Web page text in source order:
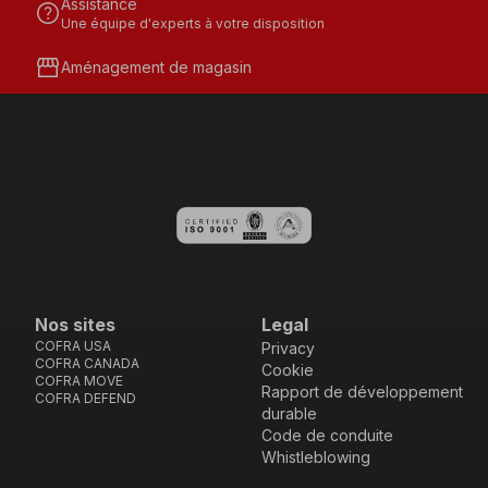
helpAssistance
Une équipe d'experts à votre disposition
storefrontAménagement de magasin
Nos sites
COFRA USA
COFRA CANADA
COFRA MOVE
COFRA DEFEND
Legal
Privacy
Cookie
Rapport de développement
durable
Code de conduite
Whistleblowing